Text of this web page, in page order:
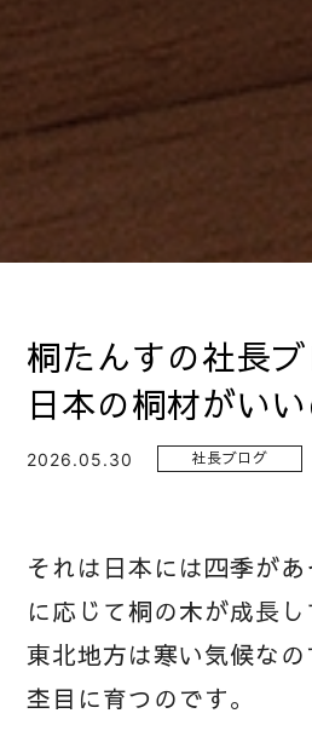
桐たんすの社長
日本の桐材がい
2026.05.30 社長ブログ
それは日本には四季が
に応じて桐の木が成長し
東北地方は寒い気候なの
杢目に育つのです。